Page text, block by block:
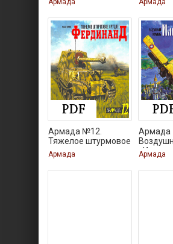
Армада Армада
Армада №12.
Тяжелое штурмовое
орудие
Армада
Армада
«Илья
Армада